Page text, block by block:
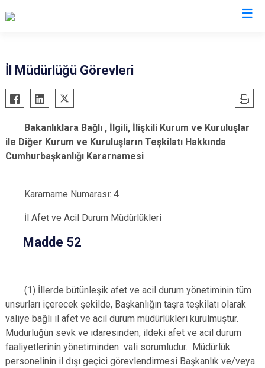
İl Müdürlüğü Görevleri
Bakanlıklara Bağlı , İlgili, İlişkili Kurum ve Kuruluşlar
ile Diğer Kurum ve Kuruluşların Teşkilatı Hakkında
Cumhurbaşkanlığı Kararnamesi
Kararname Numarası: 4
İl Afet ve Acil Durum Müdürlükleri
Madde 52
(1) İllerde bütünleşik afet ve acil durum yönetiminin tüm
unsurları içerecek şekilde, Başkanlığın taşra teşkilatı olarak
valiye bağlı il afet ve acil durum müdürlükleri kurulmuştur.
Müdürlüğün sevk ve idaresinden, ildeki afet ve acil durum
faaliyetlerinin yönetiminden vali sorumludur. Müdürlük
personelinin il dışı geçici görevlendirmesi Başkanlık ve/veya